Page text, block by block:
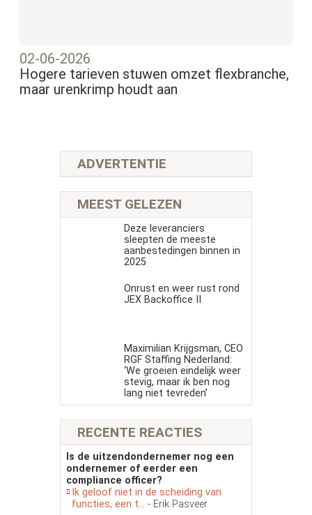
02-06-2026
Hogere tarieven stuwen omzet flexbranche,
maar urenkrimp houdt aan
ADVERTENTIE
MEEST GELEZEN
Deze leveranciers
sleepten de meeste
aanbestedingen binnen in
2025
Onrust en weer rust rond
JEX Backoffice II
Maximilian Krijgsman, CEO
RGF Staffing Nederland:
‘We groeien eindelijk weer
stevig, maar ik ben nog
lang niet tevreden’
RECENTE REACTIES
Is de uitzendondernemer nog een
ondernemer of eerder een
compliance officer?
Ik geloof niet in de scheiding van
functies, een t... - Erik Pasveer